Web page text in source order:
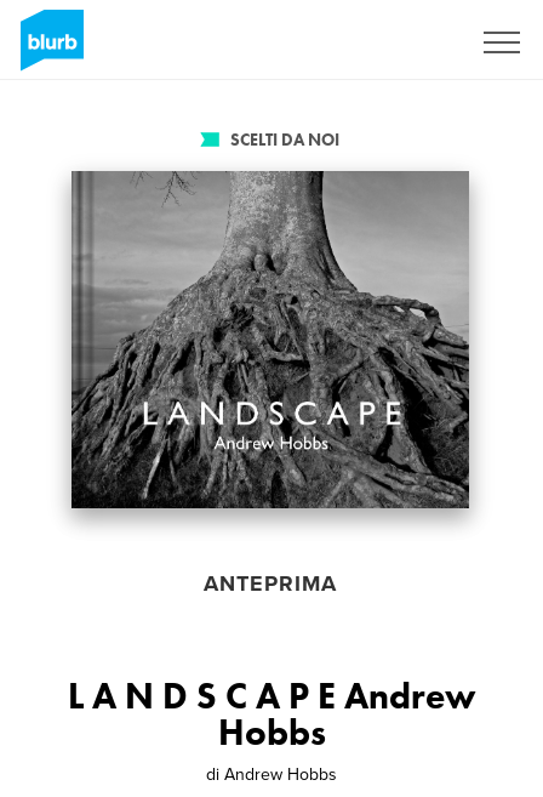
SCELTI DA NOI
ANTEPRIMA
L A N D S C A P E Andrew
Hobbs
di Andrew Hobbs